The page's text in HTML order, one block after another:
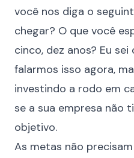
você nos diga o
chegar? O que você
cinco, dez anos? Eu
falarmos isso agora,
investindo a rodo em
se a sua empresa não
objetivo.
As metas não